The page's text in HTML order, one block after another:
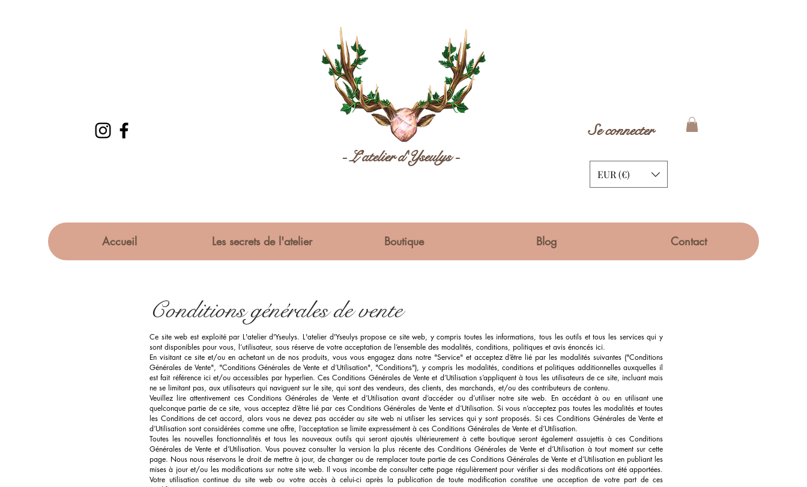
- L'atelier d'Yseulys -
Se connecter
EUR (€)
Accueil Les secrets de l'atelier Boutique Blog Contact
Conditions générales de vente
Ce site web est exploité par L'atelier d'Yseulys. L'atelier d'Yseulys propose ce site web, y compris toutes les informations, tous les outils et tous les services qui y
sont disponibles pour vous, l’utilisateur, sous réserve de votre acceptation de l’ensemble des modalités, conditions, politiques et avis énoncés ici.
En visitant ce site et/ou en achetant un de nos produits, vous vous engagez dans notre "Service" et acceptez d’être lié par les modalités suivantes ("Conditions
Générales de Vente", "Conditions Générales de Vente et d’Utilisation", "Conditions"), y compris les modalités, conditions et politiques additionnelles auxquelles il
est fait référence ici et/ou accessibles par hyperlien. Ces Conditions Générales de Vente et d’Utilisation s’appliquent à tous les utilisateurs de ce site, incluant mais
ne se limitant pas, aux utilisateurs qui naviguent sur le site, qui sont des vendeurs, des clients, des marchands, et/ou des contributeurs de contenu.
Veuillez lire attentivement ces Conditions Générales de Vente et d’Utilisation avant d’accéder ou d’utiliser notre site web. En accédant à ou en utilisant une
quelconque partie de ce site, vous acceptez d’être lié par ces Conditions Générales de Vente et d’Utilisation. Si vous n’acceptez pas toutes les modalités et toutes
les Conditions de cet accord, alors vous ne devez pas accéder au site web ni utiliser les services qui y sont proposés. Si ces Conditions Générales de Vente et
d’Utilisation sont considérées comme une offre, l’acceptation se limite expressément à ces Conditions Générales de Vente et d’Utilisation.
Toutes les nouvelles fonctionnalités et tous les nouveaux outils qui seront ajoutés ultérieurement à cette boutique seront également assujettis à ces Conditions
Générales de Vente et d’Utilisation. Vous pouvez consulter la version la plus récente des Conditions Générales de Vente et d’Utilisation à tout moment sur cette
page. Nous nous réservons le droit de mettre à jour, de changer ou de remplacer toute partie de ces Conditions Générales de Vente et d’Utilisation en publiant les
mises à jour et/ou les modifications sur notre site web. Il vous incombe de consulter cette page régulièrement pour vérifier si des modifications ont été apportées.
Votre utilisation continue du site web ou votre accès à celui-ci après la publication de toute modification constitue une acception de votre part de ces